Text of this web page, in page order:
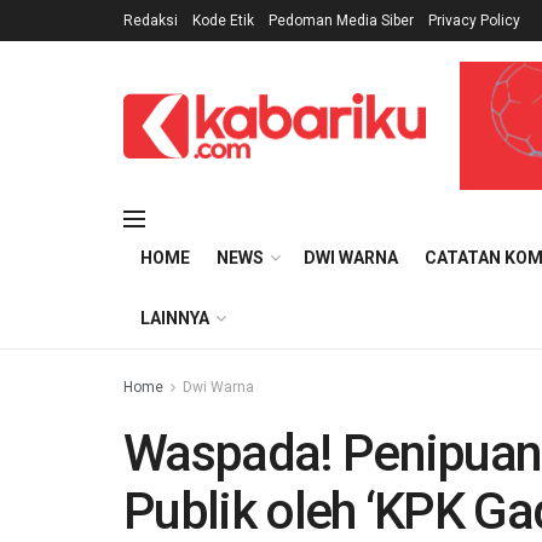
Redaksi Kode Etik Pedoman Media Siber Privacy Policy
HOME NEWS DWI WARNA CATATAN
LAINNYA
Home Dwi Warna
Waspada!
Publik oleh ‘KPK